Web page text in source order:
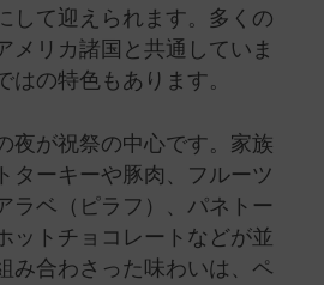
して迎えられます。多くの
メリカ諸国と共通していま
はの特色もあります。
夜が祝祭の中心です。家族
ターキーや豚肉、フルーツ
ラベ（ピラフ）、パネトー
ットチョコレートなどが並
み合わさった味わいは、ペ